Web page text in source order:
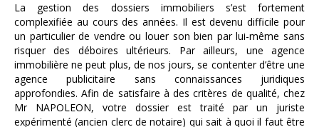
La gestion des dossiers immobiliers s’est fortement
complexifiée au cours des années. Il est devenu difficile pour
un particulier de vendre ou louer son bien par lui-même sans
risquer des déboires ultérieurs. Par ailleurs, une agence
immobilière ne peut plus, de nos jours, se contenter d’être une
agence publicitaire sans connaissances juridiques
approfondies. Afin de satisfaire à des critères de qualité, chez
Mr NAPOLEON, votre dossier est traité par un juriste
expérimenté (ancien clerc de notaire) qui sait à quoi il faut être